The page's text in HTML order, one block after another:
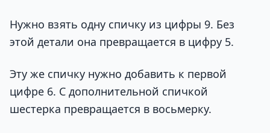
Нужно взять одну спичку из цифры 9. Без
этой детали она превращается в цифру 5.
Эту же спичку нужно добавить к первой
цифре 6. С дополнительной спичкой
шестерка превращается в восьмерку.